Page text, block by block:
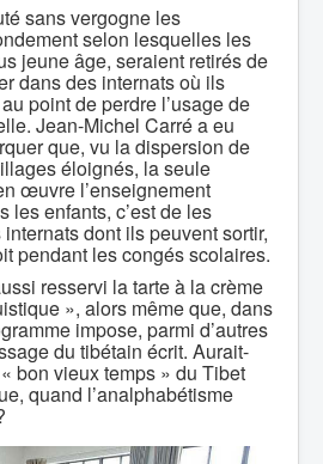
sans vergogne les
selon lesquelles les
jeune âge, seraient retirés de
dans des internats où ils
point de perdre l’usage de
Jean-Michel Carré a eu
que, vu la dispersion de
éloignés, la seule
œuvre l’enseignement
les enfants, c’est de les
dont ils peuvent sortir,
pendant les congés scolaires.
resservi la tarte à la crème
», alors même que, dans
impose, parmi d’autres
du tibétain écrit. Aurait-
bon vieux temps » du Tibet
quand l’analphabétisme